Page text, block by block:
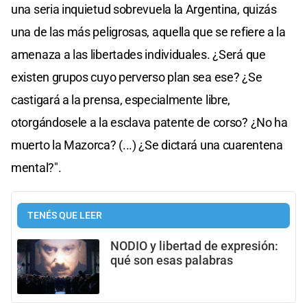
una seria inquietud sobrevuela la Argentina, quizás
una de las más peligrosas, aquella que se refiere a la
amenaza a las libertades individuales. ¿Será que
existen grupos cuyo perverso plan sea ese? ¿Se
castigará a la prensa, especialmente libre,
otorgándosele a la esclava patente de corso? ¿No ha
muerto la Mazorca? (...) ¿Se dictará una cuarentena
mental?".
TENÉS QUE LEER
NODIO y libertad de expresión:
qué son esas palabras